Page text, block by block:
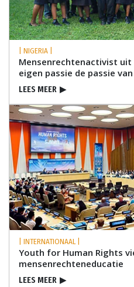
| NIGERIA |
Mensenrechtenactivist
eigen passie de passie
LEES MEER ▶
| INTERNATIONAAL |
Youth for Human Rights
mensenrechten­educatie
LEES MEER ▶